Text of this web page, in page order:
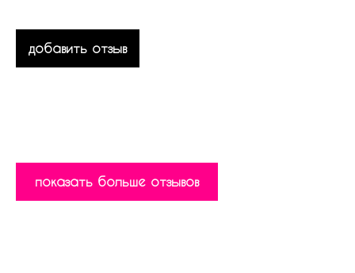
добавить отзыв
показать больше отзывов